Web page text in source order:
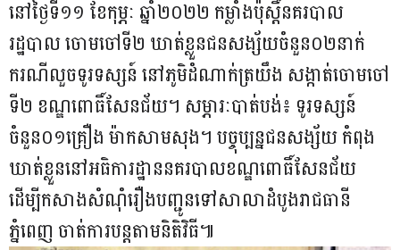
នៅ​ថ្ងៃទី​១១ ខែកុម្ភៈ​ ឆ្នាំ​២០២២​ កម្លាំងប៉ុស្តិ៍នគរបាល
រដ្ឋបាល ចោមចៅ​ទី​២​ ឃាត់​ខ្លួន​ជន​សង្ស័យ​ចំនួន​០២នាក់​
ករណី​លួច​ទូរទស្សន៍ នៅភូមិ​ដំណាក់​ត្រយឹង សង្កាត់​ចោមចៅ​
ទី​២​ ខណ្ឌ​ពោធិ៍​សែនជ័យ​។ សម្ភារៈបាត់​បង់​​​៖​​ ទូរទស្សន៍​
ចំនួន​០១គ្រឿង​ ម៉ាក​សាមសុង​​។ បច្ចុប្បន្នជនសង្ស័យ កំពុង
ឃាត់ខ្លួននៅអធិការដ្ឋាននគរបាលខណ្ឌ​ពោធិ៍​សែនជ័យ​
ដើម្បីកសាងសំណុំរឿងបញ្ជូនទៅសាលាដំបូងរាជធានី
ភ្នំពេញ ចាត់ការបន្តតាមនិតិវិធី៕